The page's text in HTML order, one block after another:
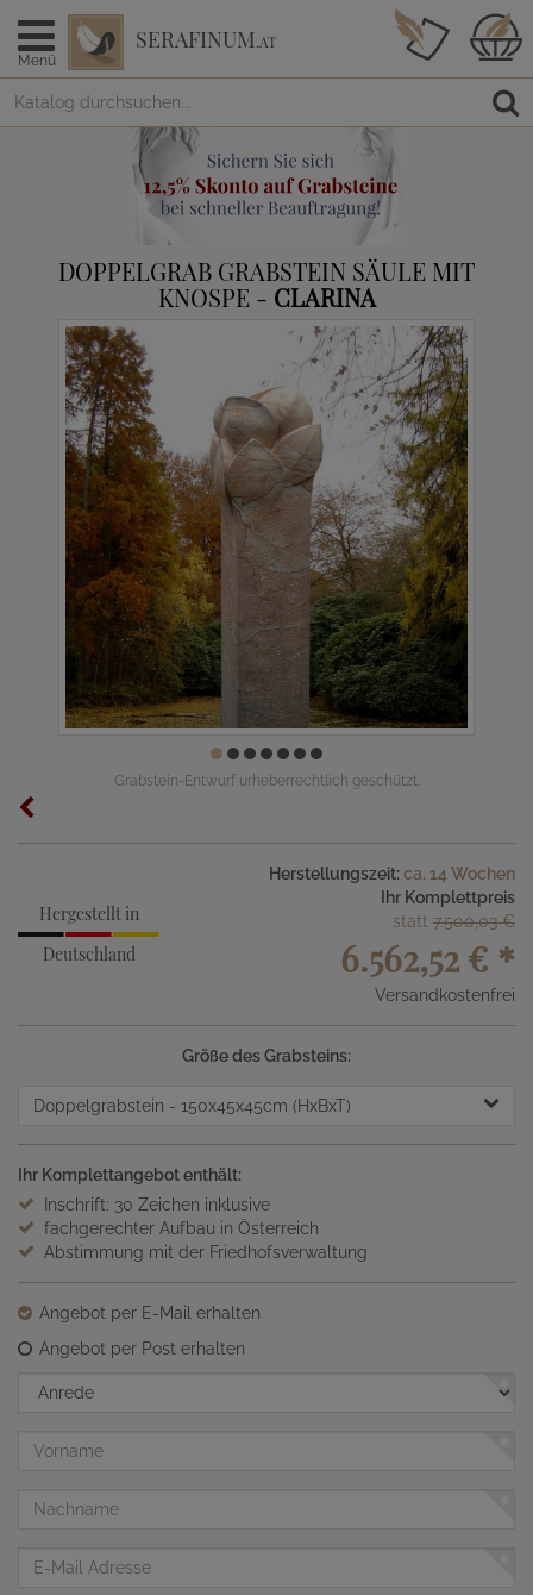
Menü
SERAFINUM.AT
DOPPELGRAB GRABSTEIN SÄULE MIT
KNOSPE - CLARINA
Grabstein-Entwurf urheberrechtlich geschützt.
Hergestellt in
Deutschland
Herstellungszeit: ca. 14 Wochen
Ihr Komplettpreis
statt 7.500,03 €
6.562,52 € *
Versandkostenfrei
Größe des Grabsteins:
Doppelgrabstein - 150x45x45cm (HxBxT)
Ihr Komplettangebot enthält:
Inschrift: 30 Zeichen inklusive
fachgerechter Aufbau in Österreich
Abstimmung mit der Friedhofsverwaltung
Angebot per E-Mail erhalten
Angebot per Post erhalten
Anrede
Vorname
Nachname